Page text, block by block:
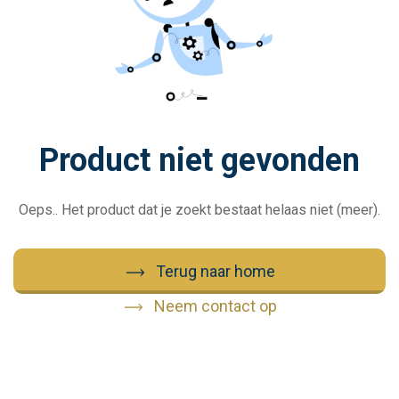
Product niet gevonden
Oeps.. Het product dat je zoekt bestaat helaas niet (meer).
Terug naar home
Neem contact op